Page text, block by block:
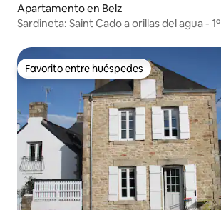
Apartamento en Belz
Sardineta: Saint Cado a orillas del agua - 1º
Favorito entre huéspedes
Favorito entre huéspedes